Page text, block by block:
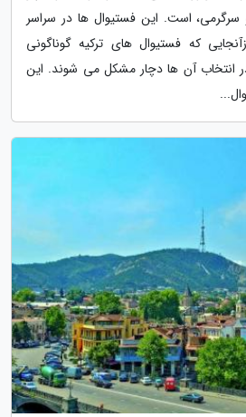
است. این فستیوال ها در سراسر
که فستیوال های ترکیه گوناگونی
در انتخاب آن ها دچار مشکل می شوند. این